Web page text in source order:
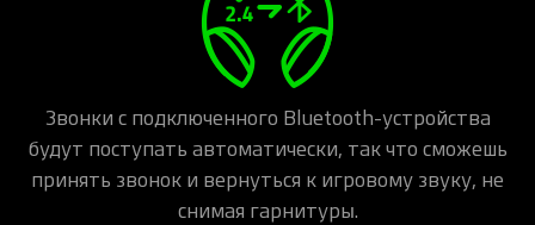
Звонки с подключенного Bluetooth-устройства
будут поступать автоматически, так что сможешь
принять звонок и вернуться к игровому звуку, не
снимая гарнитуры.